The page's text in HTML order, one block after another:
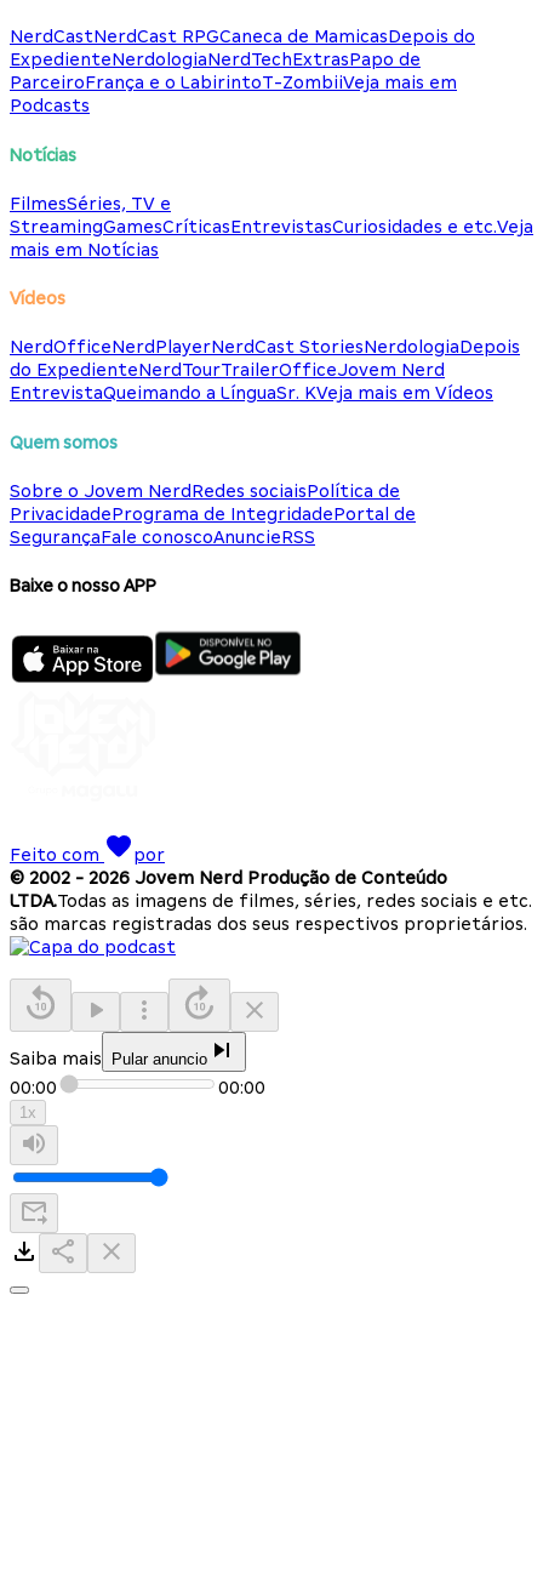
NerdCastNerdCast RPGCaneca de MamicasDepois do
ExpedienteNerdologiaNerdTechExtrasPapo de
ParceiroFrança e o LabirintoT-ZombiiVeja mais em
Podcasts
Notícias
FilmesSéries, TV e
StreamingGamesCríticasEntrevistasCuriosidades e etc.Veja
mais em Notícias
Vídeos
NerdOfficeNerdPlayerNerdCast StoriesNerdologiaDepois
do ExpedienteNerdTourTrailerOfficeJovem Nerd
EntrevistaQueimando a LínguaSr. KVeja mais em Vídeos
Quem somos
Sobre o Jovem NerdRedes sociaisPolítica de
PrivacidadePrograma de IntegridadePortal de
SegurançaFale conoscoAnuncieRSS
Baixe o nosso APP
Feito com
por
© 2002 - 2026 Jovem Nerd Produção de Conteúdo
LTDA.Todas as imagens de filmes, séries, redes sociais e etc.
são marcas registradas dos seus respectivos proprietários.
Saiba mais Pular anuncio
00:00 00:00
1x